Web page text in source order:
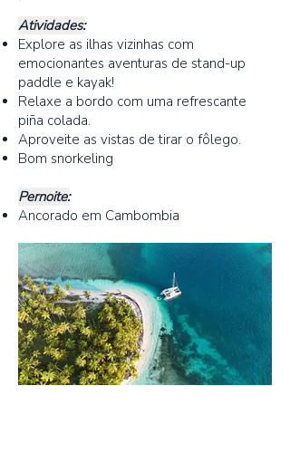
Atividades:
Explore as ilhas vizinhas com
emocionantes aventuras de stand-up
paddle e kayak!
Relaxe a bordo com uma refrescante
piña colada.
Aproveite as vistas de tirar o fôlego.
Bom snorkeling
Pernoite:
Ancorado em Cambombia